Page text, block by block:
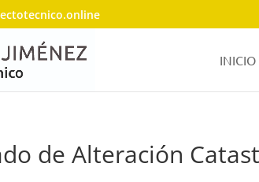
INICIO
de Alteración